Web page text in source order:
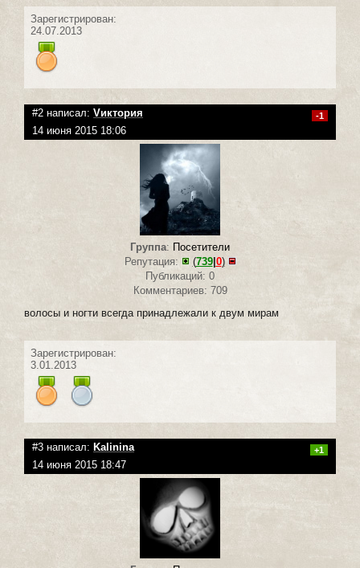
Зарегистрирован:
24.07.2013
#2 написал: Vиктория -1
14 июня 2015 18:06
Группа: Посетители
Репутация:
(739| 0)
Публикаций: 0
Комментариев: 709
волосы и ногти всегда принадлежали к двум мирам
Зарегистрирован:
3.01.2013
#3 написал: Kalinina +1
14 июня 2015 18:47